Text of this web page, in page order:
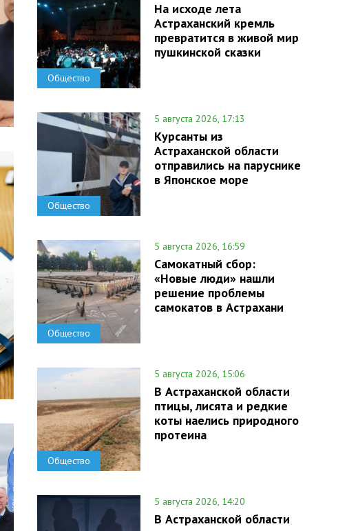
Общество
На исходе лета
Астраханский кремль
превратится в живой мир
пушкинской сказки
Общество
5 августа 2026, 17:13
Курсанты из
Астраханской области
отправились на паруснике
в Японское море
Общество
5 августа 2026, 16:59
Самокатный сбор:
«Новые люди» нашли
решение проблемы
самокатов в Астрахани
Общество
5 августа 2026, 15:06
В Астраханской области
птицы, лисята и редкие
коты наелись природного
протеина
5 августа 2026, 14:20
В Астраханской области